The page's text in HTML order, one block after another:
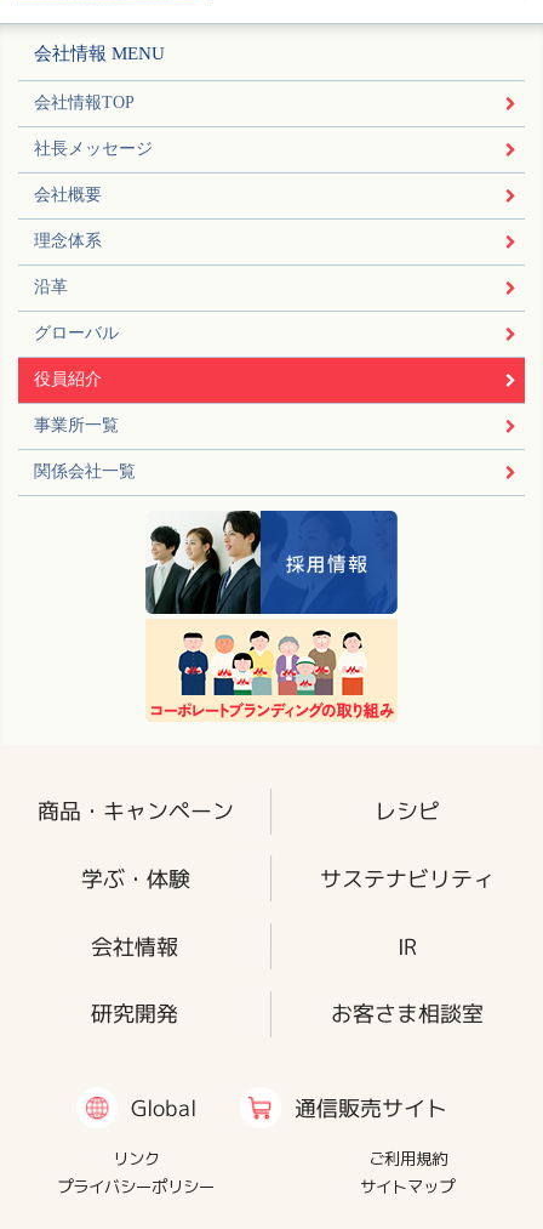
会社情報 MENU
会社情報TOP
社長メッセージ
会社概要
理念体系
沿革
グローバル
役員紹介
事業所一覧
関係会社一覧
商品・キャンペーン レシピ
学ぶ・体験 サステナビリティ
会社情報 IR
研究開発 お客さま相談室
Global 通信販売サイト
リンク
ご利用規約
プライバシーポリシー
サイトマップ